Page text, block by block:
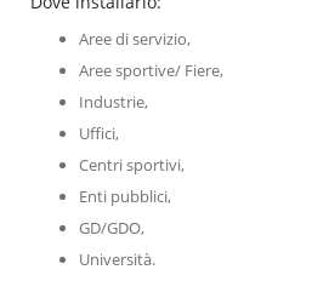
Aree di servizio,
Aree sportive/ Fiere,
Industrie,
Uffici,
Centri sportivi,
Enti pubblici,
GD/GDO,
Università.